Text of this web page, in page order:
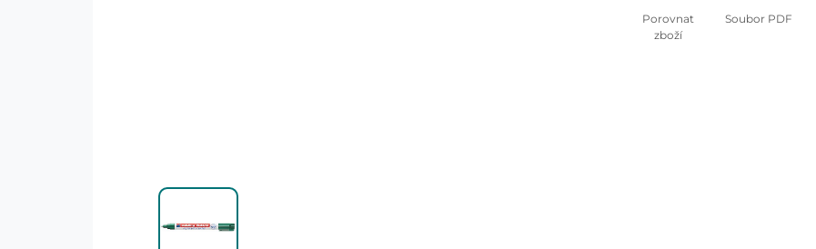
Porovnat
zboží
Soubor PDF